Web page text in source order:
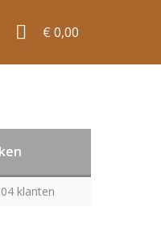
€ 0,00
klanten